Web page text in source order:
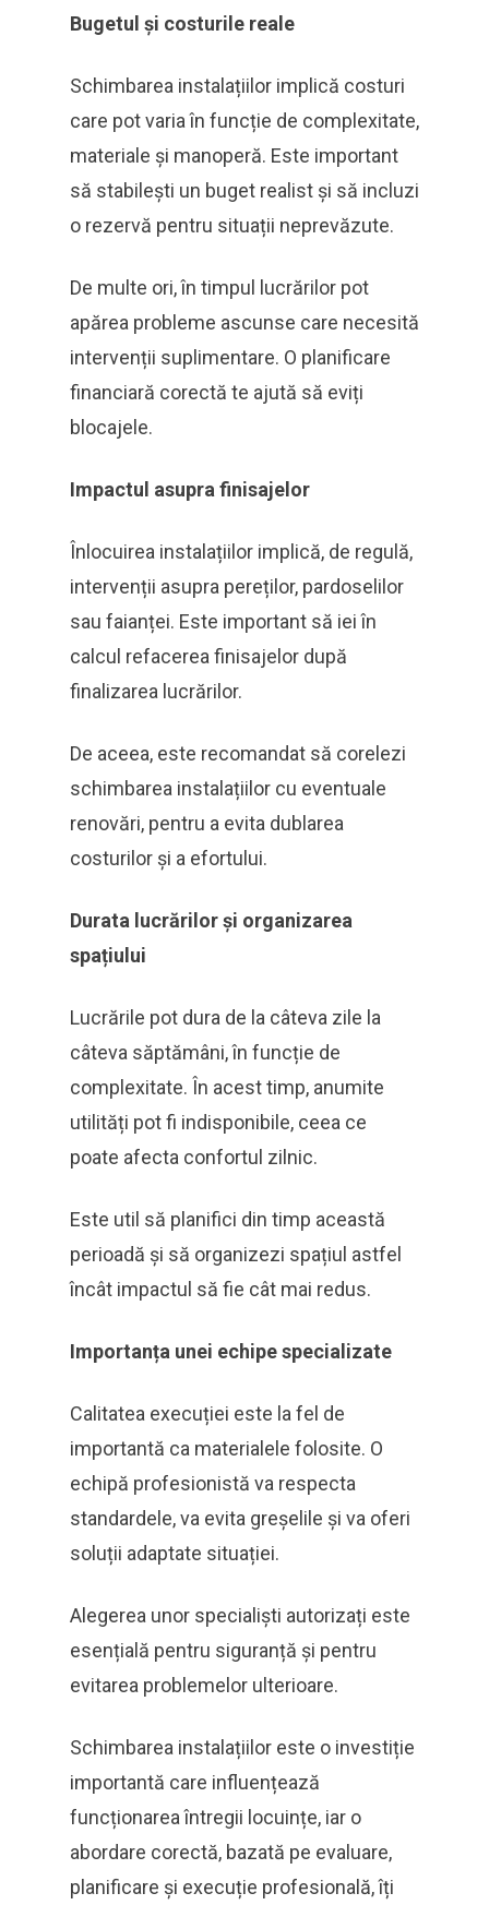
Bugetul și costurile reale
Schimbarea instalațiilor implică costuri
care pot varia în funcție de complexitate,
materiale și manoperă. Este important
să stabilești un buget realist și să incluzi
o rezervă pentru situații neprevăzute.
De multe ori, în timpul lucrărilor pot
apărea probleme ascunse care necesită
intervenții suplimentare. O planificare
financiară corectă te ajută să eviți
blocajele.
Impactul asupra finisajelor
Înlocuirea instalațiilor implică, de regulă,
intervenții asupra pereților, pardoselilor
sau faianței. Este important să iei în
calcul refacerea finisajelor după
finalizarea lucrărilor.
De aceea, este recomandat să corelezi
schimbarea instalațiilor cu eventuale
renovări, pentru a evita dublarea
costurilor și a efortului.
Durata lucrărilor și organizarea
spațiului
Lucrările pot dura de la câteva zile la
câteva săptămâni, în funcție de
complexitate. În acest timp, anumite
utilități pot fi indisponibile, ceea ce
poate afecta confortul zilnic.
Este util să planifici din timp această
perioadă și să organizezi spațiul astfel
încât impactul să fie cât mai redus.
Importanța unei echipe specializate
Calitatea execuției este la fel de
importantă ca materialele folosite. O
echipă profesionistă va respecta
standardele, va evita greșelile și va oferi
soluții adaptate situației.
Alegerea unor specialiști autorizați este
esențială pentru siguranță și pentru
evitarea problemelor ulterioare.
Schimbarea instalațiilor este o investiție
importantă care influențează
funcționarea întregii locuințe, iar o
abordare corectă, bazată pe evaluare,
planificare și execuție profesională, îți